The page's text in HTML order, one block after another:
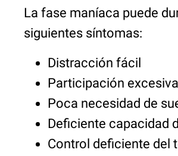
La fase maníaca puede
siguientes síntomas:
Distracción fácil
Participación
Poca necesidad de
Deficiente capacidad
Control deficiente del